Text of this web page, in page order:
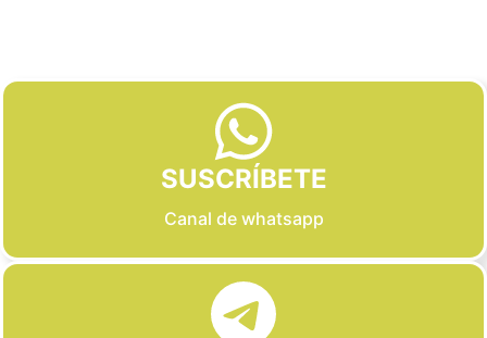
SUSCRÍBETE
Canal de whatsapp